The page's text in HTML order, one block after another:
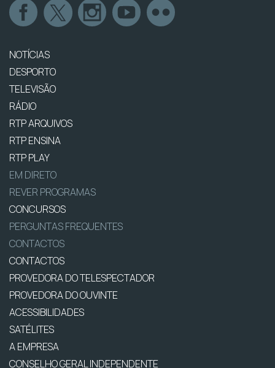
NOTÍCIAS
DESPORTO
TELEVISÃO
RÁDIO
RTP ARQUIVOS
RTP ENSINA
RTP PLAY
EM DIRETO
REVER PROGRAMAS
CONCURSOS
PERGUNTAS FREQUENTES
CONTACTOS
CONTACTOS
PROVEDORA DO TELESPECTADOR
PROVEDORA DO OUVINTE
ACESSIBILIDADES
SATÉLITES
A EMPRESA
CONSELHO GERAL INDEPENDENTE